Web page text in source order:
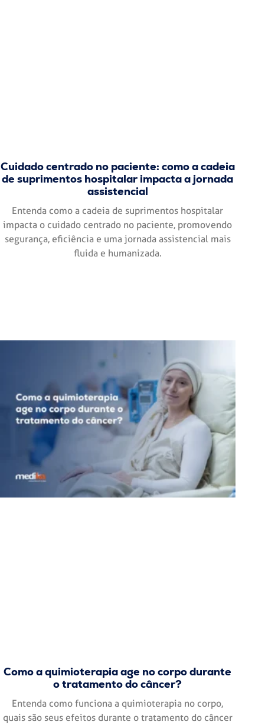
Cuidado centrado no paciente: como a cadeia
de suprimentos hospitalar impacta a jornada
assistencial
Entenda como a cadeia de suprimentos hospitalar
impacta o cuidado centrado no paciente, promovendo
segurança, eficiência e uma jornada assistencial mais
fluida e humanizada.
Como a quimioterapia age no corpo durante
o tratamento do câncer?
Entenda como funciona a quimioterapia no corpo,
quais são seus efeitos durante o tratamento do câncer